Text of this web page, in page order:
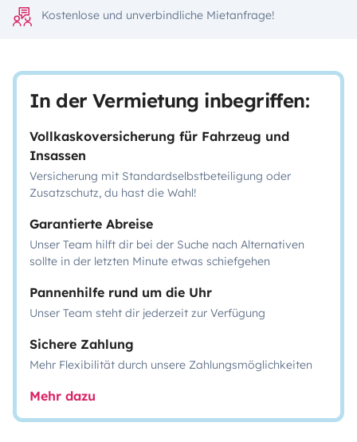
Kostenlose und unverbindliche Mietanfrage!
In der Vermietung inbegriffen:
Vollkaskoversicherung für Fahrzeug und
Insassen
Versicherung mit Standardselbstbeteiligung oder
Zusatzschutz, du hast die Wahl!
Garantierte Abreise
Unser Team hilft dir bei der Suche nach Alternativen
sollte in der letzten Minute etwas schiefgehen
Pannenhilfe rund um die Uhr
Unser Team steht dir jederzeit zur Verfügung
Sichere Zahlung
Mehr Flexibilität durch unsere Zahlungsmöglichkeiten
Mehr dazu